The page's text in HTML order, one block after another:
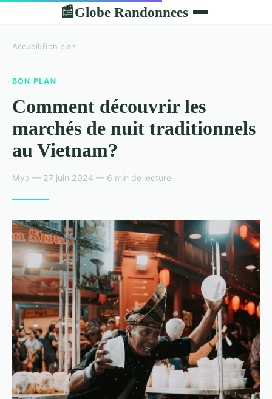
📰Globe Randonnees
Accueil›Bon plan
BON PLAN
Comment découvrir les
marchés de nuit traditionnels
au Vietnam?
Mya — 27 juin 2024 — 6 min de lecture